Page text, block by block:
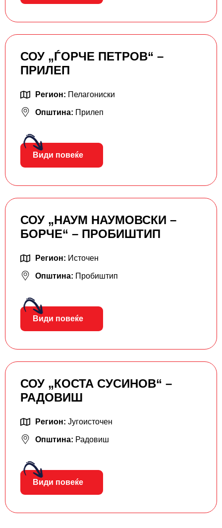
СОУ „ЃОРЧЕ ПЕТРОВ“ –
ПРИЛЕП
Регион: Пелагониски
Општина: Прилеп
Види повеќе
СОУ „НАУМ НАУМОВСКИ –
БОРЧЕ“ – ПРОБИШТИП
Регион: Источен
Општина: Пробиштип
Види повеќе
СОУ „КОСТА СУСИНОВ“ –
РАДОВИШ
Регион: Југоисточен
Општина: Радовиш
Види повеќе